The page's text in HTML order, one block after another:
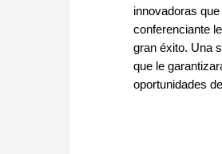
innovadoras
conferenciante
gran éxito. Una
que le
oportunidades